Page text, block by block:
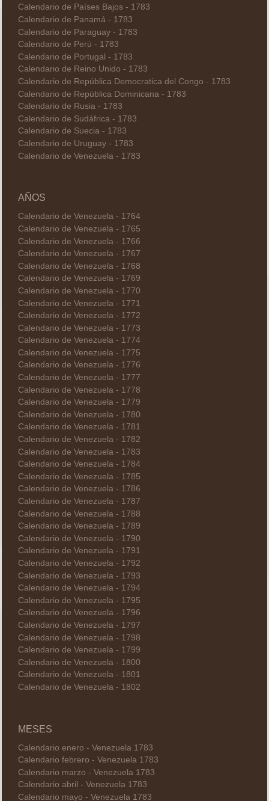
Calendario de Países Bajos - 1783
Calendario de Panamá - 1783
Calendario de Paraguay - 1783
Calendario de Perú - 1783
Calendario de Portugal - 1783
Calendario de Reino Unido - 1783
Calendario de República Democratica del Congo - 1783
Calendario de República Dominicana - 1783
Calendario de Rusia - 1783
Calendario de Sudáfrica - 1783
Calendario de Suecia - 1783
Calendario de Uruguay - 1783
Calendario de Venezuela - 1783
AÑOS
Calendario de Venezuela - 1764
Calendario de Venezuela - 1765
Calendario de Venezuela - 1766
Calendario de Venezuela - 1767
Calendario de Venezuela - 1768
Calendario de Venezuela - 1769
Calendario de Venezuela - 1770
Calendario de Venezuela - 1771
Calendario de Venezuela - 1772
Calendario de Venezuela - 1773
Calendario de Venezuela - 1774
Calendario de Venezuela - 1775
Calendario de Venezuela - 1776
Calendario de Venezuela - 1777
Calendario de Venezuela - 1778
Calendario de Venezuela - 1779
Calendario de Venezuela - 1780
Calendario de Venezuela - 1781
Calendario de Venezuela - 1782
Calendario de Venezuela - 1783
Calendario de Venezuela - 1784
Calendario de Venezuela - 1785
Calendario de Venezuela - 1786
Calendario de Venezuela - 1787
Calendario de Venezuela - 1788
Calendario de Venezuela - 1789
Calendario de Venezuela - 1790
Calendario de Venezuela - 1791
Calendario de Venezuela - 1792
Calendario de Venezuela - 1793
Calendario de Venezuela - 1794
Calendario de Venezuela - 1795
Calendario de Venezuela - 1796
Calendario de Venezuela - 1797
Calendario de Venezuela - 1798
Calendario de Venezuela - 1799
Calendario de Venezuela - 1800
Calendario de Venezuela - 1801
Calendario de Venezuela - 1802
MESES
Calendario enero - Venezuela 1783
Calendario febrero - Venezuela 1783
Calendario marzo - Venezuela 1783
Calendario abril - Venezuela 1783
Calendario mayo - Venezuela 1783